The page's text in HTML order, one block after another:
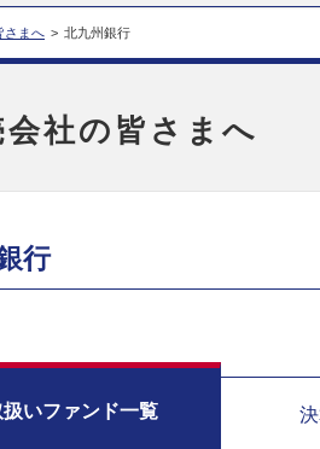
さまへ > 北九州銀行
会社の皆さまへ
行
扱いファンド一覧